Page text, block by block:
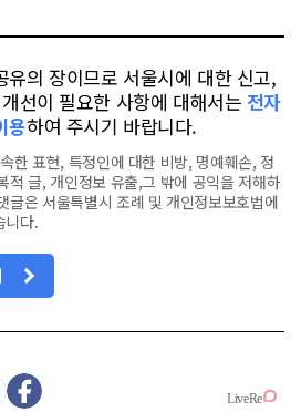
유의 장이므로 서울시에 대한 신고,
선이 필요한 사항에 대해서는 전자
용하여 주시기 바랍니다.
한 표현, 특정인에 대한 비방, 명예훼손, 정
적 글, 개인정보 유출,그 밖에 공익을 저해하
글은 서울특별시 조례 및 개인정보보호법에
니다.